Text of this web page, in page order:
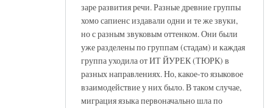
заре развития речи. Разные древние группы
хомо сапиенс издавали одни и те же звуки,
но с разным звуковым оттенком. Они были
уже разделены по группам (стадам) и каждая
группа уходила от ИТ ЙУРЕК (ТЮРК) в
разных направлениях. Но, какое-то языковое
взаимодействие у них было. В таком случае,
миграция языка первоначально шла по